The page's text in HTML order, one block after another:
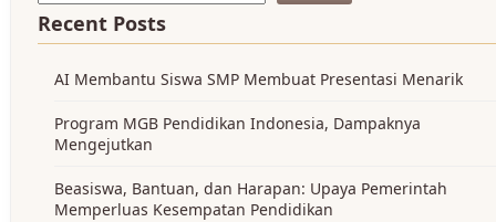
Recent Posts
AI Membantu Siswa SMP Membuat Presentasi Menarik
Program MGB Pendidikan Indonesia, Dampaknya
Mengejutkan
Beasiswa, Bantuan, dan Harapan: Upaya Pemerintah
Memperluas Kesempatan Pendidikan